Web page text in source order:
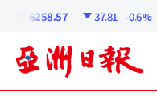
6258.57 37.81 -0.6%